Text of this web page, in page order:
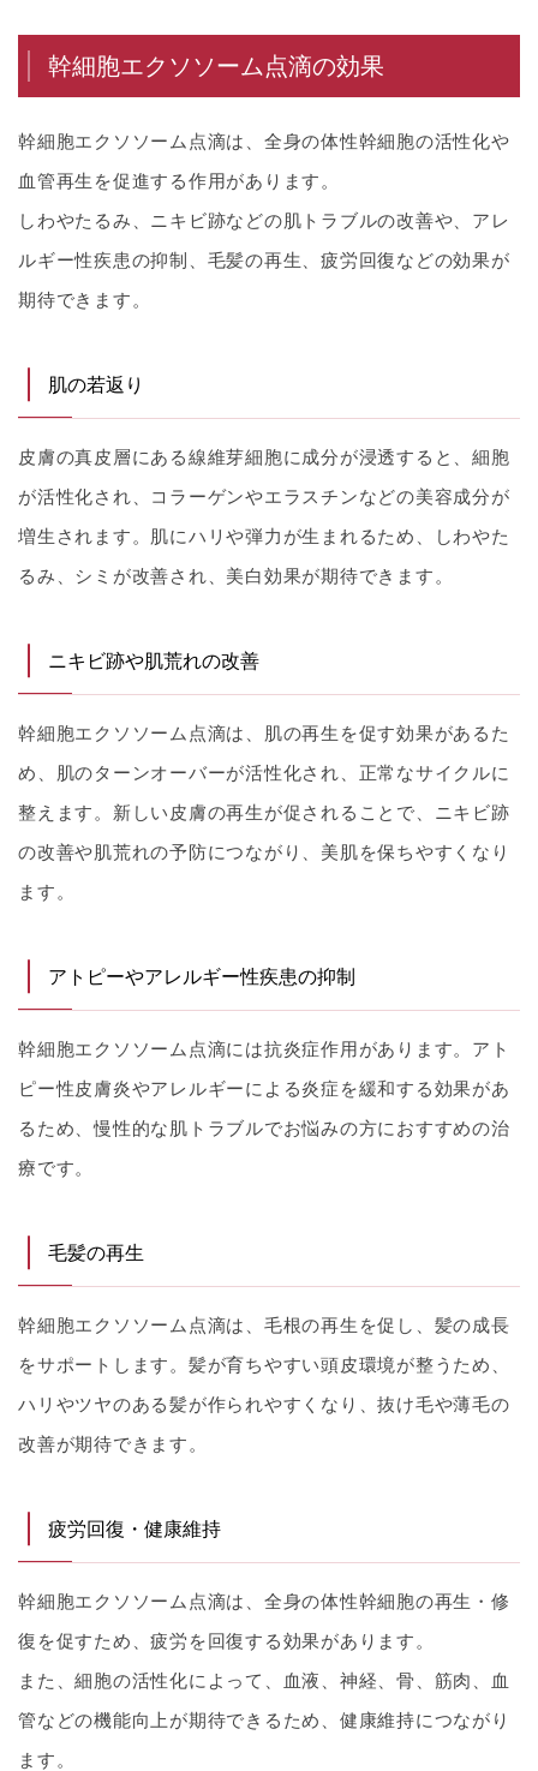
幹細胞エクソソーム点滴の効果
幹細胞エクソソーム点滴は、全身の体性幹細胞の活性化や
血管再生を促進する作用があります。
しわやたるみ、ニキビ跡などの肌トラブルの改善や、アレ
ルギー性疾患の抑制、毛髪の再生、疲労回復などの効果が
期待できます。
肌の若返り
皮膚の真皮層にある線維芽細胞に成分が浸透すると、細胞
が活性化され、コラーゲンやエラスチンなどの美容成分が
増生されます。肌にハリや弾力が生まれるため、しわやた
るみ、シミが改善され、美白効果が期待できます。
ニキビ跡や肌荒れの改善
幹細胞エクソソーム点滴は、肌の再生を促す効果があるた
め、肌のターンオーバーが活性化され、正常なサイクルに
整えます。新しい皮膚の再生が促されることで、ニキビ跡
の改善や肌荒れの予防につながり、美肌を保ちやすくなり
ます。
アトピーやアレルギー性疾患の抑制
幹細胞エクソソーム点滴には抗炎症作用があります。アト
ピー性皮膚炎やアレルギーによる炎症を緩和する効果があ
るため、慢性的な肌トラブルでお悩みの方におすすめの治
療です。
毛髪の再生
幹細胞エクソソーム点滴は、毛根の再生を促し、髪の成長
をサポートします。髪が育ちやすい頭皮環境が整うため、
ハリやツヤのある髪が作られやすくなり、抜け毛や薄毛の
改善が期待できます。
疲労回復・健康維持
幹細胞エクソソーム点滴は、全身の体性幹細胞の再生・修
復を促すため、疲労を回復する効果があります。
また、細胞の活性化によって、血液、神経、骨、筋肉、血
管などの機能向上が期待できるため、健康維持につながり
ます。